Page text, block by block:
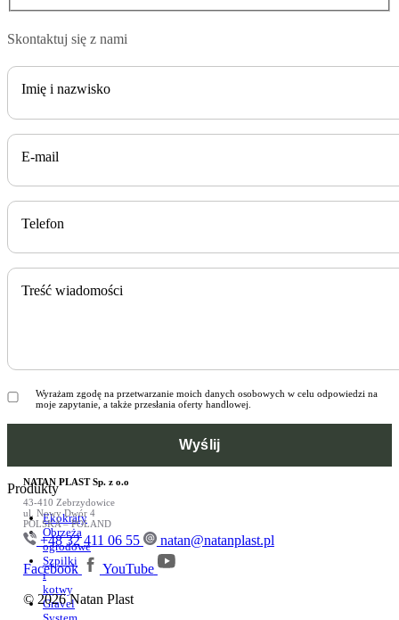
Skontaktuj się z nami
Imię i nazwisko
E-mail
Telefon
Treść wiadomości
Wyrażam zgodę na przetwarzanie moich danych osobowych w celu odpowiedzi na
moje zapytanie, a także przesłania oferty handlowej.
Produkty
Ekokraty
Obrzeża
ogrodowe
Szpilki
i
kotwy
Gravel
NATAN PLAST Sp. z o.o
43-410 Zebrzydowice
ul. Nowy Dwór 4
POLSKA – POLAND
+48 32 411 06 55
natan@natanplast.pl
Facebook
YouTube
© 2026 Natan Plast